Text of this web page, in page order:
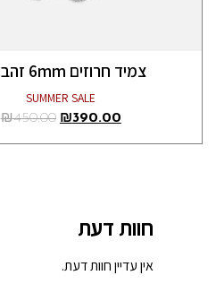
צמיד חרוזים 6mm זהב לבן
SUMMER SALE
₪390.00
₪450.00
חוות דעת
אין עדיין חוות דעת.